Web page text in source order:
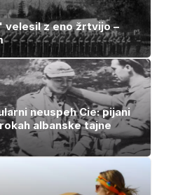
velesil z eno žrtvijo –
neuspeh Cie: pijani
albanske tajne